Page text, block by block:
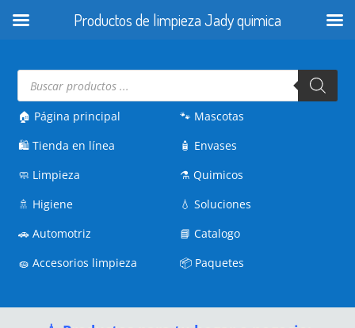
Búsqueda
productos
🏠 Página principal
🛍️Tienda en línea
🧼 Limpieza
🚿 Higiene
🚗Automotriz
🧽Accesorios limpieza
🐾 Mascotas
🧴 Envases
⚗️Quimicos
💧Soluciones
📘Catalogo
📦 Paquetes
Productos de limpieza Jady quimica